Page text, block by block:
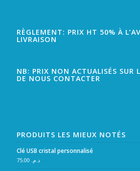
RÈGLEMENT: PRIX HT 50% À
LIVRAISON
NB: PRIX NON ACTUALISÉS SUR
DE NOUS CONTACTER
PRODUITS LES MIEUX NOTÉS
Clé USB cristal personnalisé
د.م.